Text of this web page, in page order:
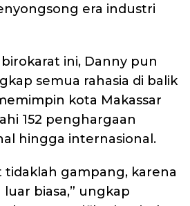
era industri
ini, Danny pun
semua rahasia di balik
kota Makassar
152 penghargaan
hingga internasional.
tidaklah gampang, karena
biasa,” ungkap